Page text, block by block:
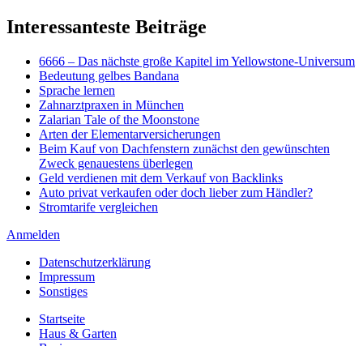
Interessanteste Beiträge
6666 – Das nächste große Kapitel im Yellowstone-Universum
Bedeutung gelbes Bandana
Sprache lernen
Zahnarztpraxen in München
Zalarian Tale of the Moonstone
Arten der Elementarversicherungen
Beim Kauf von Dachfenstern zunächst den gewünschten
Zweck genauestens überlegen
Geld verdienen mit dem Verkauf von Backlinks
Auto privat verkaufen oder doch lieber zum Händler?
Stromtarife vergleichen
Anmelden
Datenschutzerklärung
Impressum
Sonstiges
Startseite
Haus & Garten